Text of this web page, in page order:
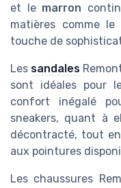
et le marron
matières comme le
touche de
Les sandales
sont idéales pour
confort inégalé
sneakers, quant à
décontracté, tout
aux pointures
Les chaussures